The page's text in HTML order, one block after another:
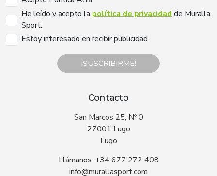
He leído y acepto la política de privacidad de Muralla
Sport.
Estoy interesado en recibir publicidad.
¡SUSCRIBIRME!
Contacto
San Marcos 25, Nº 0
27001 Lugo
Lugo
Llámanos: +34 677 272 408
info@murallasport.com